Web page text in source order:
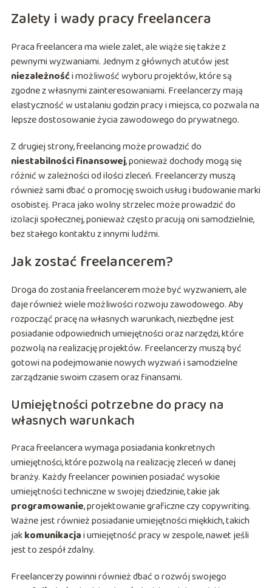
Zalety i wady pracy freelancera
Praca freelancera ma wiele zalet, ale wiąże się także z
pewnymi wyzwaniami. Jednym z głównych atutów jest
niezależnośći możliwość wyboru projektów, które są
zgodne z własnymi zainteresowaniami. Freelancerzy mają
elastyczność w ustalaniu godzin pracy i miejsca, co pozwala na
lepsze dostosowanie życia zawodowego do prywatnego.
Z drugiej strony, freelancing może prowadzić do
niestabilności finansowej, ponieważ dochody mogą się
różnić w zależności od ilości zleceń. Freelancerzy muszą
również sami dbać o promocję swoich usług i budowanie marki
osobistej. Praca jako wolny strzelec może prowadzić do
izolacji społecznej, ponieważ często pracują oni samodzielnie,
bez stałego kontaktu z innymi ludźmi.
Jak zostać freelancerem?
Droga do zostania freelancerem może być wyzwaniem, ale
daje również wiele możliwości rozwoju zawodowego. Aby
rozpocząć pracę na własnych warunkach, niezbędne jest
posiadanie odpowiednich umiejętności oraz narzędzi, które
pozwolą na realizację projektów. Freelancerzy muszą być
gotowi na podejmowanie nowych wyzwań i samodzielne
zarządzanie swoim czasem oraz finansami.
Umiejętności potrzebne do pracy na
własnych warunkach
Praca freelancera wymaga posiadania konkretnych
umiejętności, które pozwolą na realizację zleceń w danej
branży. Każdy freelancer powinien posiadać wysokie
umiejętności techniczne w swojej dziedzinie, takie jak
programowanie, projektowanie graficzne czy copywriting.
Ważne jest również posiadanie umiejętności miękkich, takich
jakkomunikacjai umiejętność pracy w zespole, nawet jeśli
jest to zespół zdalny.
Freelancerzy powinni również dbać o rozwój swojego